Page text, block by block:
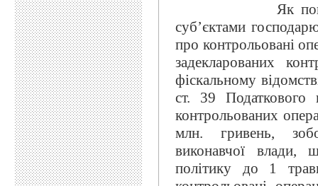
Як
суб’єктами
про контрольовані
задекларованих
фіскальному
ст. 39 Податкового
контрольованих
млн. гривень,
виконавчої влади,
політику до 1